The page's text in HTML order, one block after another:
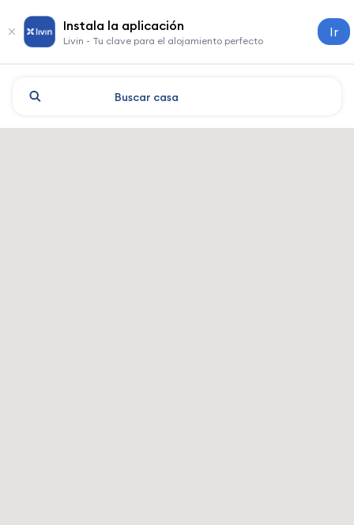
Instala la aplicación
Livin - Tu clave para el alojamiento perfecto
Ir
Buscar casa
Kazan: hoteles y alojamiento